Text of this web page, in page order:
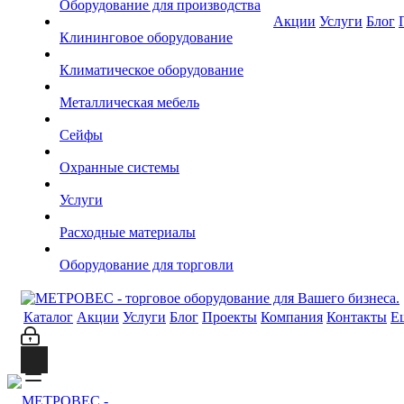
Оборудование для производства
Клининговое оборудование
Климатическое оборудование
Металлическая мебель
Сейфы
Охранные системы
Услуги
Расходные материалы
Оборудование для торговли
Акции Услуги Блог
Каталог Акции Услуги Блог Проекты Компания Контакты